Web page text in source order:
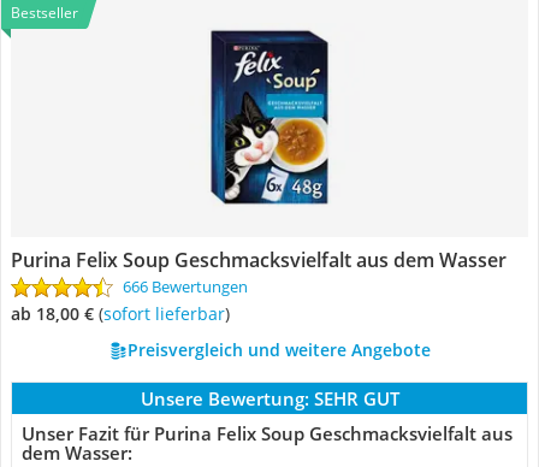
Bestseller
Purina Felix Soup Geschmacksvielfalt aus dem Wasser
666 Bewertungen
ab 18,00 € ( Sofort lieferbar)
Preisvergleich und weitere Angebote
Unsere Bewertung: SEHR GUT
Unser Fazit für Purina Felix Soup Geschmacksvielfalt aus
dem Wasser: